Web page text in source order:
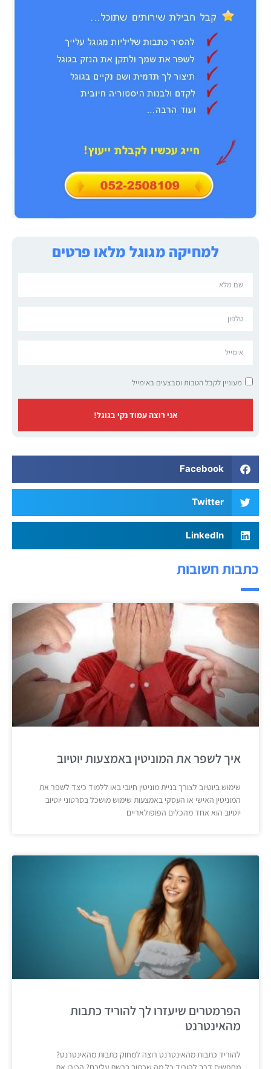
למחיקה מגוגל מלאו פרטים
מעוניין לקבל הטבות ומבצעים באימייל
אני רוצה עמוד נקי בגוגל!
Facebook
Twitter
LinkedIn
כתבות חשובות
איך לשפר את המוניטין באמצעות יוטיוב
שימוש ביוטיוב לצורך בניית מוניטין חיובי באו ללמוד כיצד לשפר את
המוניטין האישי או העסקי באמצעות שימוש מושכל בסרטוני יוטיוב
יוטיוב הוא אחד מהכלים הפופולאריים
הפרמטרים שיעזרו לך להוריד כתבות
מהאינטרנט
להוריד כתבות מהאינטרנט רוצה למחוק כתבות מהאינטרנט?